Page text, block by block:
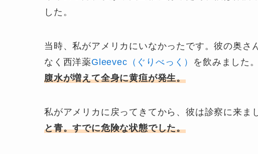
した。
当時、私がアメリカにいなかったです。彼の奥
なく西洋薬Gleevec（ぐりべっく） を飲みました
腹水が増えて全身に黄疸が発生。
私がアメリカに戻ってきてから、彼は診察に来ま
と青。すでに危険な状態でした。